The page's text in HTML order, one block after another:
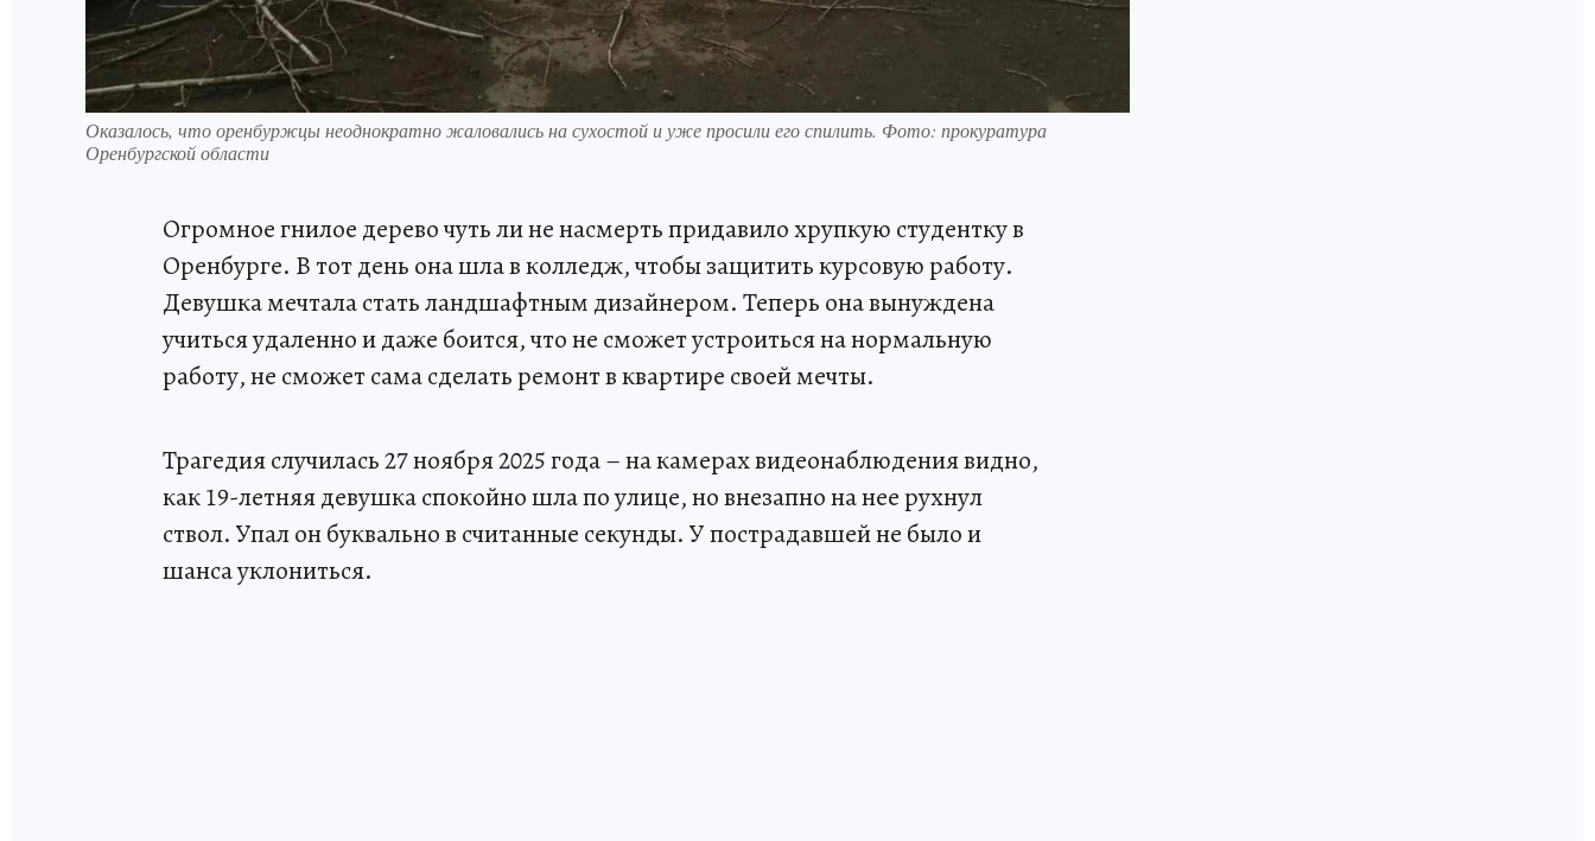
Оказалось, что оренбуржцы неоднократно жаловались на сухостой и уже просили его спилить. Фото: прокуратура
Оренбургской области
Огромное гнилое дерево чуть ли не насмерть придавило хрупкую студентку в
Оренбурге. В тот день она шла в колледж, чтобы защитить курсовую работу.
Девушка мечтала стать ландшафтным дизайнером. Теперь она вынуждена
учиться удаленно и даже боится, что не сможет устроиться на нормальную
работу, не сможет сама сделать ремонт в квартире своей мечты.
Трагедия случилась 27 ноября 2025 года – на камерах видеонаблюдения видно,
как 19-летняя девушка спокойно шла по улице, но внезапно на нее рухнул
ствол. Упал он буквально в считанные секунды. У пострадавшей не было и
шанса уклониться.